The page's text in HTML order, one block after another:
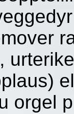
orgel